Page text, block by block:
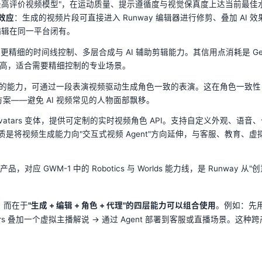
评价视频模型"，在运动质量、提示遵循度与视觉保真度上达当前最佳
应：生成的视频片段可直接进入 Runway 编辑器进行修剪、叠加 AI 效
在同一平台闭有。
精细的时间线控制、多层合成与 AI 辅助剪辑能力。其信用点消耗是
适合需要精细控制的专业场景。
能力，可通过一段表演视频驱动生成角色一致的表演。这在角色一致性
——避免 AI 视频常见的人物面部飘移。
变体，提供可定制的实时视频角色 API。支持自定义外观、语音
将视频生成能力向"交互式视频 Agent"方向延伸，与客服、教育、虚
品，对应 GWM-1 中的 Robotics 与 Worlds 能力线，是 Runway 从"创
而在于"生成 + 编辑 + 角色 + 代理"的四层能力可以组合使用。例如：先
加一个虚拟主播解说 → 通过 Agent 部署到客服或直播场景。这种跨